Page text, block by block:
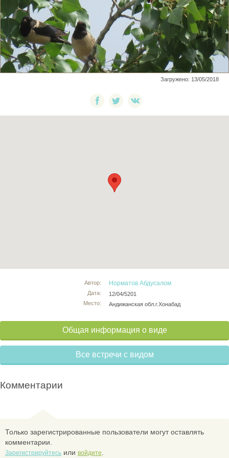
Загружено: 13/05/2018
Автор:
Дата:
Место:
Норматов Абдусалом
12/04/5201
Андижанская обл.г.Хонабад
Общая информация о виде
Все встречи с видом
Комментарии
Только зарегистрированные пользователи могут оставлять
комментарии.
Зарегистрируйтесь или войдите